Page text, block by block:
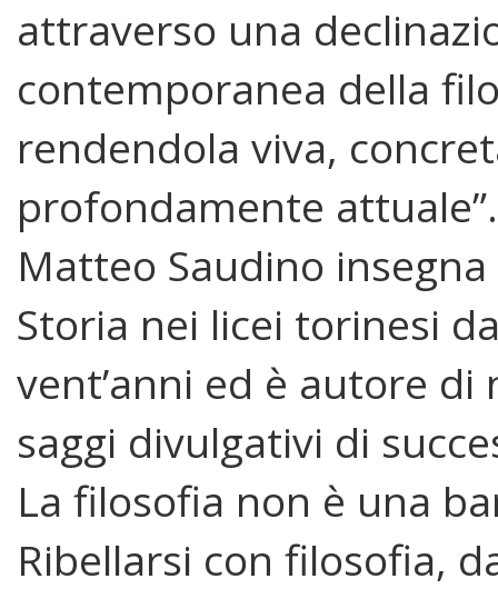
attraverso una
contemporanea della
rendendola viva,
profondamente attuale”.
Matteo Saudino
Storia nei licei torinesi
vent’anni ed è autore di
saggi divulgativi di
La filosofia non è una
Ribellarsi con filosofia,